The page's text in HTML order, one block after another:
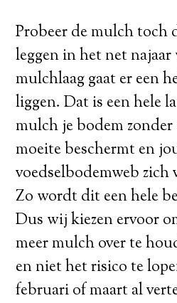
Probeer de mulch toch
leggen in het net
mulchlaag gaat er een
liggen. Dat is een hele
mulch je bodem zonder
moeite beschermt en
voedselbodemweb
Zo wordt dit een hele
Dus wij kiezen ervoor
meer mulch over te
en niet het risico te
februari of maart al